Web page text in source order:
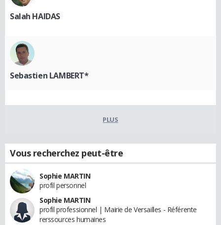
Salah HAIDAS
Sebastien LAMBERT*
PLUS
Vous recherchez peut-être
Sophie MARTIN
profil personnel
Sophie MARTIN
profil professionnel | Mairie de Versailles - Référente
rerssources humaines